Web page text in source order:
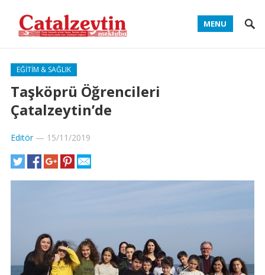
MENU
EĞITIM & SAĞLIK
Taşköprü Öğrencileri
Çatalzeytin’de
Editör— 15/11/2019